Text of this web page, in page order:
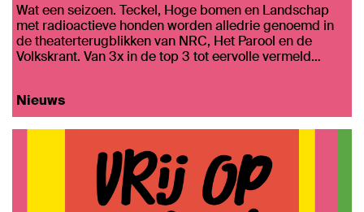
Wat een seizoen. Teckel, Hoge bomen en Landschap
met radioactieve honden worden alledrie genoemd in
de theaterterugblikken van NRC, Het Parool en de
Volkskrant. Van 3x in de top 3 tot eervolle vermeld…
Nieuws